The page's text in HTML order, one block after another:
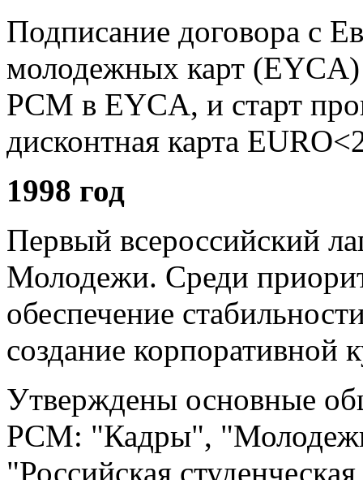
Подписание договора с
молодежных карт (EYCA)
РСМ в EYCA, и старт
дисконтная карта
1998 год
Первый всероссийский
Молодежи. Среди
обеспечение
создание корпоративной
Утверждены основные
РСМ: "Кадры",
"Российская